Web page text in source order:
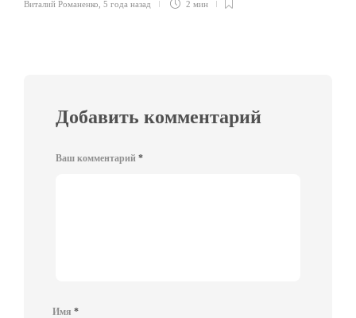
Виталий Романенко 5 года назад 2 мин
Добавить комментарий
Ваш комментарий *
Имя *